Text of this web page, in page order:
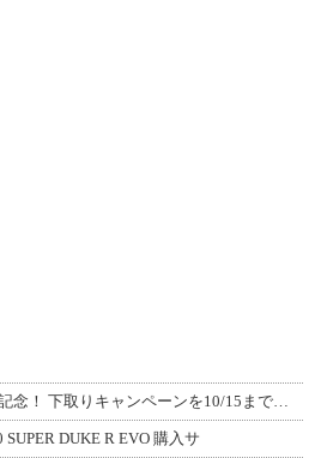
新型「RESO」インカム発売記念！ 下取りキャンペーンを10/15まで延長して開
DUKE R EVO 購入サ